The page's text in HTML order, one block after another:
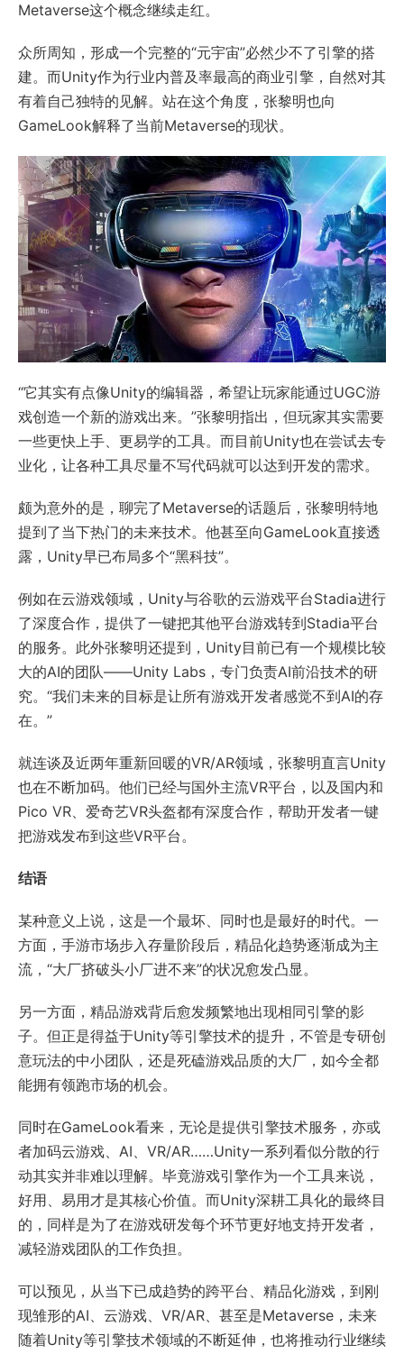
Metaverse这个概念继续走红。
众所周知，形成一个完整的“元宇宙”必然少不了引擎的搭
建。而Unity作为行业内普及率最高的商业引擎，自然对其
有着自己独特的见解。站在这个角度，张黎明也向
GameLook解释了当前Metaverse的现状。
“它其实有点像Unity的编辑器，希望让玩家能通过UGC游
戏创造一个新的游戏出来。”张黎明指出，但玩家其实需要
一些更快上手、更易学的工具。而目前Unity也在尝试去专
业化，让各种工具尽量不写代码就可以达到开发的需求。
颇为意外的是，聊完了Metaverse的话题后，张黎明特地
提到了当下热门的未来技术。他甚至向GameLook直接透
露，Unity早已布局多个“黑科技”。
例如在云游戏领域，Unity与谷歌的云游戏平台Stadia进行
了深度合作，提供了一键把其他平台游戏转到Stadia平台
的服务。此外张黎明还提到，Unity目前已有一个规模比较
大的AI的团队——Unity Labs，专门负责AI前沿技术的研
究。“我们未来的目标是让所有游戏开发者感觉不到AI的存
在。”
就连谈及近两年重新回暖的VR/AR领域，张黎明直言Unity
也在不断加码。他们已经与国外主流VR平台，以及国内和
Pico VR、爱奇艺VR头盔都有深度合作，帮助开发者一键
把游戏发布到这些VR平台。
结语
某种意义上说，这是一个最坏、同时也是最好的时代。一
方面，手游市场步入存量阶段后，精品化趋势逐渐成为主
流，“大厂挤破头小厂进不来”的状况愈发凸显。
另一方面，精品游戏背后愈发频繁地出现相同引擎的影
子。但正是得益于Unity等引擎技术的提升，不管是专研创
意玩法的中小团队，还是死磕游戏品质的大厂，如今全都
能拥有领跑市场的机会。
同时在GameLook看来，无论是提供引擎技术服务，亦或
者加码云游戏、AI、VR/AR……Unity一系列看似分散的行
动其实并非难以理解。毕竟游戏引擎作为一个工具来说，
好用、易用才是其核心价值。而Unity深耕工具化的最终目
的，同样是为了在游戏研发每个环节更好地支持开发者，
减轻游戏团队的工作负担。
可以预见，从当下已成趋势的跨平台、精品化游戏，到刚
现雏形的AI、云游戏、VR/AR、甚至是Metaverse，未来
随着Unity等引擎技术领域的不断延伸，也将推动行业继续